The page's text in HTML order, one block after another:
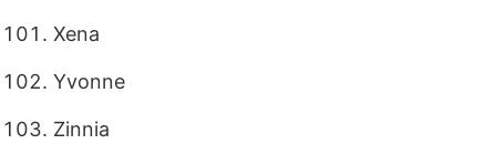
Xena
Yvonne
Zinnia